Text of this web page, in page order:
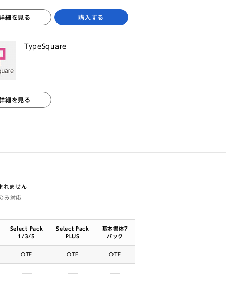
細を見る 購入する
TypeSquare
細を見る
れません
み対応
Select Pack
1/3/5
Select Pack
PLUS
基本書体7
パック
OTF OTF OTF
含まれません 含まれません